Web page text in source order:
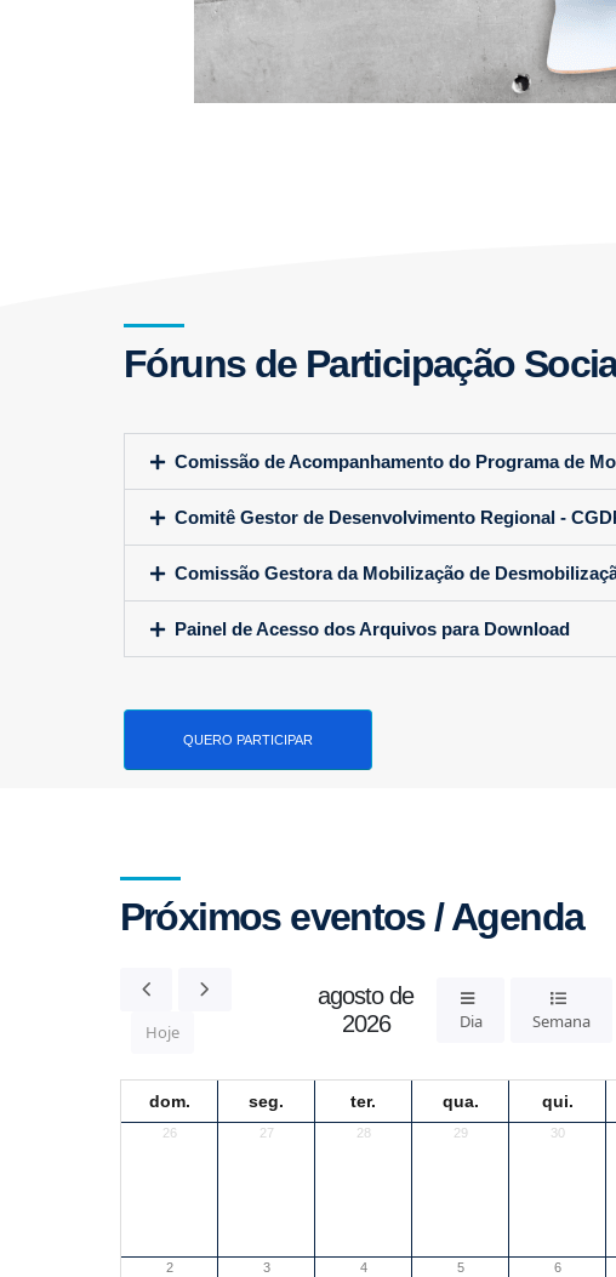
Fóruns de Participação
Comissão de Acompanhamento do Programa de
Comitê Gestor de Desenvolvimento Regional -
Comissão Gestora da Mobilização de
Painel de Acesso dos Arquivos para Download
QUERO PARTICIPAR
Próximos eventos / Agenda
Hoje
agosto de
2026
Dia Semana
dom. seg. ter. qua. qui.
26 27 28 29 30
2 3 4 5 6